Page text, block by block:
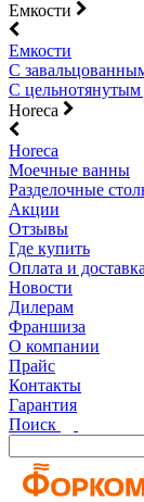
Емкости
Емкости
С
С
Horeca
Horeca
Моечные ванны
Разделочные
Акции
Отзывы
Где купить
Оплата и доставка
Новости
Дилерам
Франшиза
О компании
Прайс
Контакты
Гарантия
Поиск